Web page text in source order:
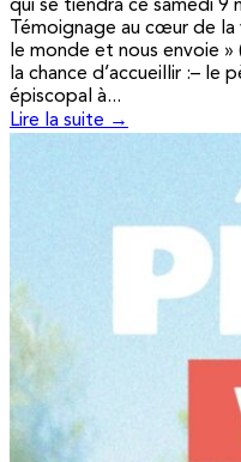
qui se tiendra ce samedi 9
Témoignage au cœur de
le monde et nous envoie
la chance d’accueillir :– le
épiscopal à...
Lire la suite →